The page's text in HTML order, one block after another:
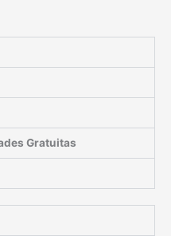
Gratuitas